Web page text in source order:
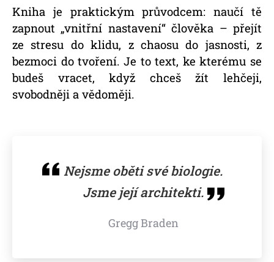
Kniha je praktickým průvodcem: naučí tě
zapnout „vnitřní nastavení“ člověka – přejít
ze stresu do klidu, z chaosu do jasnosti, z
bezmoci do tvoření. Je to text, ke kterému se
budeš vracet, když chceš žít lehčeji,
svobodněji a vědoměji.
Nejsme oběti své biologie.
Jsme její architekti.
Gregg Braden